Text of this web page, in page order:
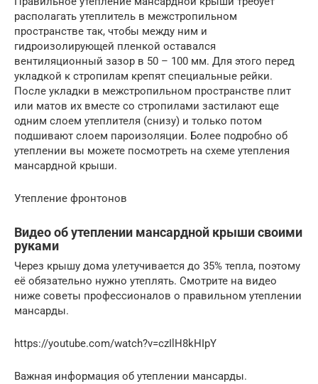
располагать утеплитель в межстропильном
пространстве так, чтобы между ним и
гидроизолирующей пленкой оставался
вентиляционный зазор в 50 – 100 мм. Для этого перед
укладкой к стропилам крепят специальные рейки.
После укладки в межстропильном пространстве плит
или матов их вместе со стропилами застилают еще
одним слоем утеплителя (снизу) и только потом
подшивают слоем пароизоляции. Более подробно об
утеплении вы можете посмотреть на схеме утепления
мансардной крыши.
Утепление фронтонов
Видео об утеплении мансардной крыши своими
руками
Через крышу дома улетучивается до 35% тепла, поэтому
её обязательно нужно утеплять. Смотрите на видео
ниже советы профессионалов о правильном утеплении
мансарды.
https://youtube.com/watch?v=czIlH8kHIpY
Важная информация об утеплении мансарды.